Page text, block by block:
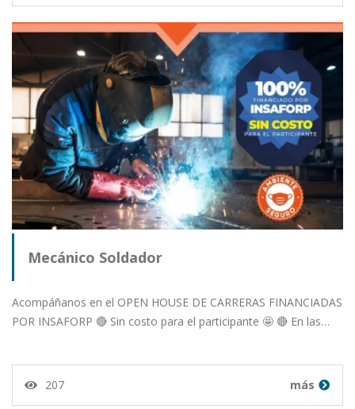
Mecánico Soldador
Acompáñanos en el OPEN HOUSE DE CARRERAS FINANCIADAS
POR INSAFORP 🔴 Sin costo para el participante 🤩 🔴 En las…
207 más